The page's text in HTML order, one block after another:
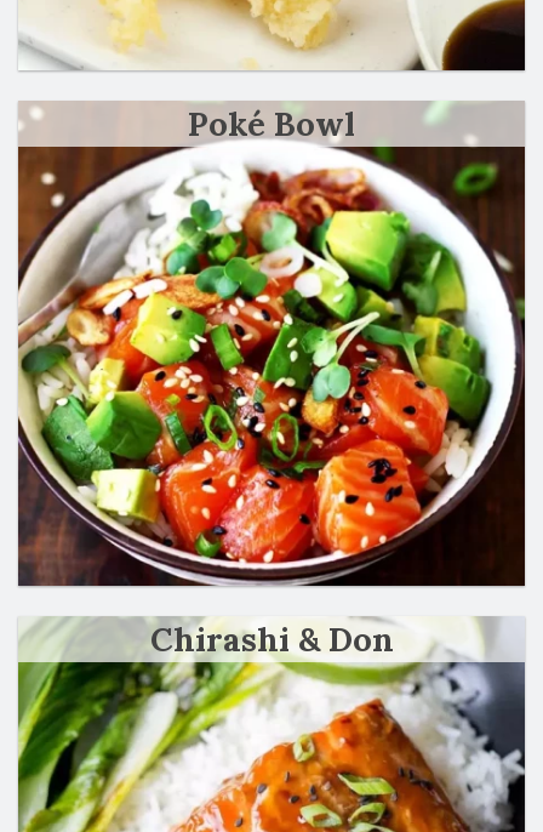
Poké Bowl
Chirashi & Don